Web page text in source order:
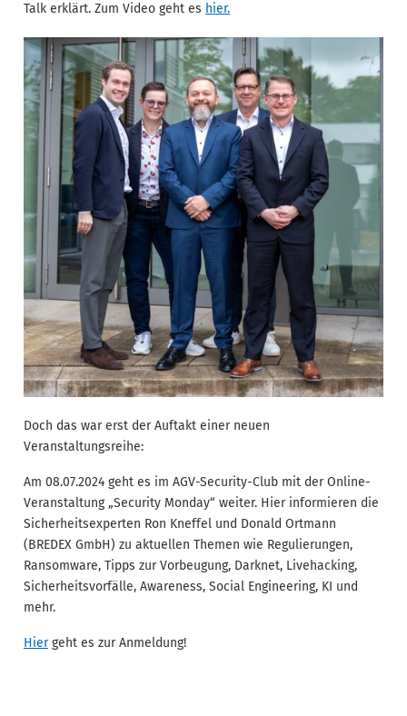
Talk erklärt. Zum Video geht es hier.
Doch das war erst der Auftakt einer neuen
Veranstaltungsreihe:
Am 08.07.2024 geht es im AGV-Security-Club mit der Online-
Veranstaltung „Security Monday“ weiter. Hier informieren die
Sicherheitsexperten Ron Kneffel und Donald Ortmann
(BREDEX GmbH) zu aktuellen Themen wie Regulierungen,
Ransomware, Tipps zur Vorbeugung, Darknet, Livehacking,
Sicherheitsvorfälle, Awareness, Social Engineering, KI und
mehr.
Hiergeht es zur Anmeldung!